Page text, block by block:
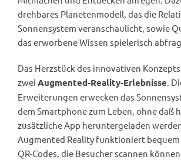
drehbares Planetenmodell, das die
Sonnensystem veranschaulicht, sowie
das erworbene Wissen spielerisch
Das Herzstück des innovativen
zwei Augmented-Reality-Erlebnisse.
Erweiterungen erwecken das
dem Smartphone zum Leben, ohne daß
zusätzliche App heruntergeladen
Augmented Reality funktioniert
QR-Codes, die Besucher scannen